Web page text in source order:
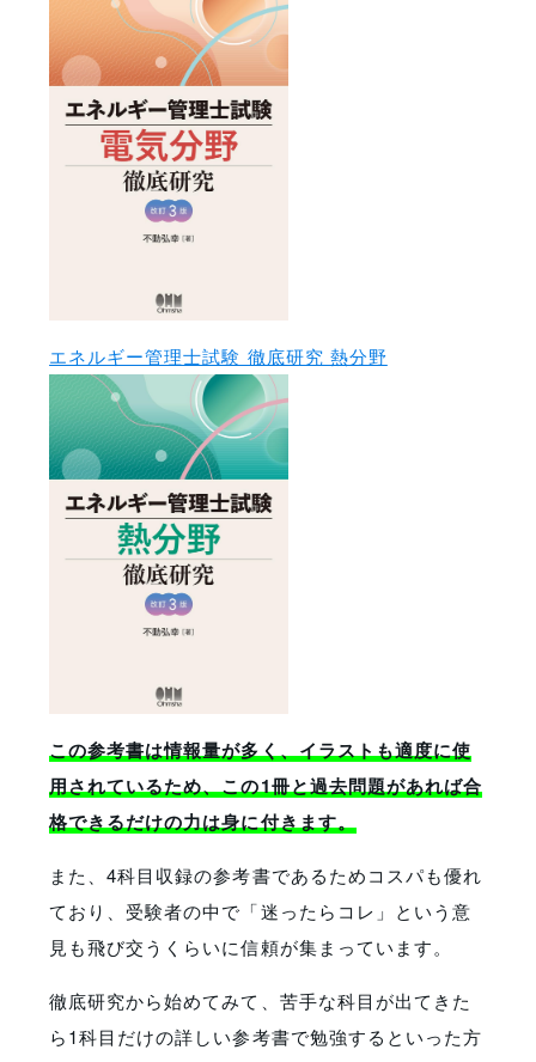
エネルギー管理士試験 徹底研究 熱分野
この参考書は情報量が多く、イラストも適度に使
用されているため、この1冊と過去問題があれば合
格できるだけの力は身に付きます。
また、4科目収録の参考書であるためコスパも優れ
ており、受験者の中で「迷ったらコレ」という意
見も飛び交うくらいに信頼が集まっています。
徹底研究から始めてみて、苦手な科目が出てきた
ら1科目だけの詳しい参考書で勉強するといった方